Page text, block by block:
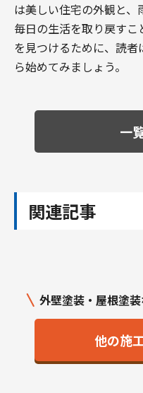
は美しい住宅の外観と
毎日の生活を取り戻す
を見つけるために、読
ら始めてみましょう。
一
関連記事
外壁塗装・屋根塗
他の施